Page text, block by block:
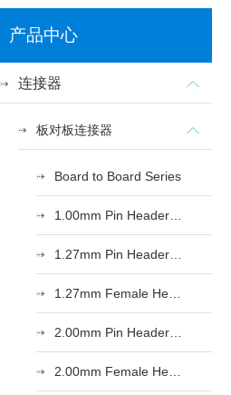
产品中心
连接器
板对板连接器
Board to Board Series